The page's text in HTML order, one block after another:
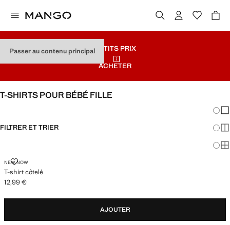
Passer au contenu principalPETITS PRIX
ACHETER
T-SHIRTS POUR BÉBÉ FILLE
FILTRER ET TRIER
NEW NOW
T-shirt côtelé
T-SHIRT CÔTELÉ
Prix actuel [12,99 € ]
12,99 €
AJOUTER